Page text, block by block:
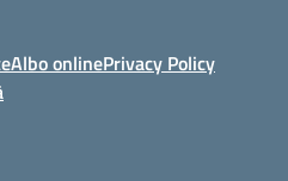
Albo onlinePrivacy Policy